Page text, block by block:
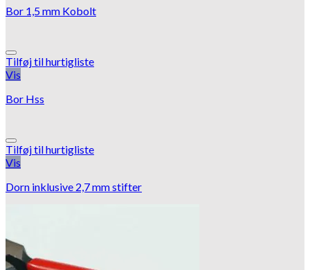
Bor 1,5 mm Kobolt
Tilføj til hurtigliste
Vis
Bor Hss
Tilføj til hurtigliste
Vis
Dorn inklusive 2,7 mm stifter